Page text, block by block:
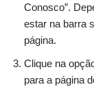
Conosco”.
estar na barra
página.
Clique na
para a página